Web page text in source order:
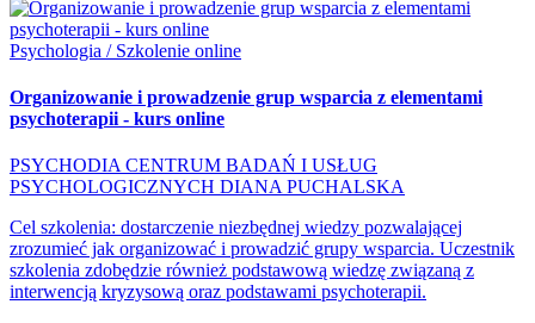
Psychologia / Szkolenie online
Organizowanie i prowadzenie grup wsparcia z elementami
psychoterapii - kurs online
PSYCHODIA CENTRUM BADAŃ I USŁUG
PSYCHOLOGICZNYCH DIANA PUCHALSKA
Cel szkolenia: dostarczenie niezbędnej wiedzy pozwalającej
zrozumieć jak organizować i prowadzić grupy wsparcia. Uczestnik
szkolenia zdobędzie również podstawową wiedzę związaną z
interwencją kryzysową oraz podstawami psychoterapii.